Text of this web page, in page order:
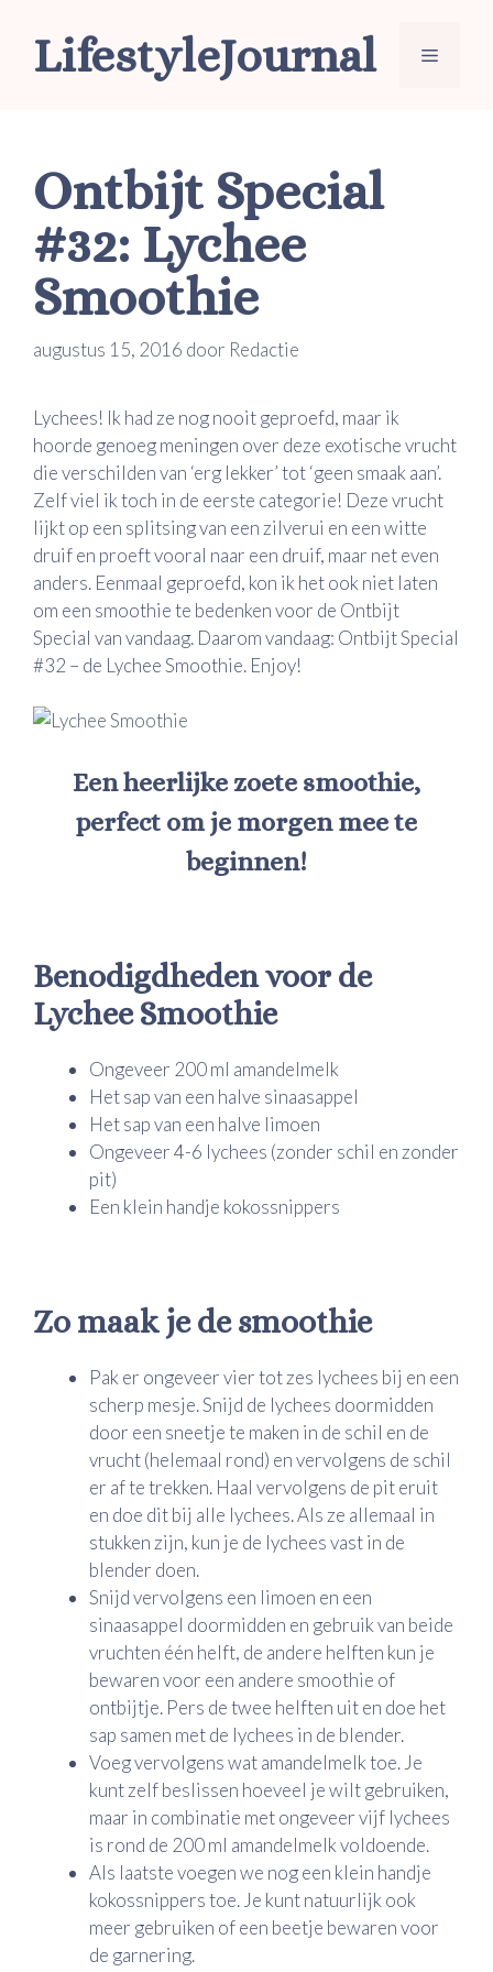
LifestyleJournal Menu
Ontbijt Special
#32: Lychee
Smoothie
augustus 15, 2016 door Redactie
Lychees! Ik had ze nog nooit geproefd, maar ik
hoorde genoeg meningen over deze exotische vrucht
die verschilden van ‘erg lekker’ tot ‘geen smaak aan’.
Zelf viel ik toch in de eerste categorie! Deze vrucht
lijkt op een splitsing van een zilverui en een witte
druif en proeft vooral naar een druif, maar net even
anders. Eenmaal geproefd, kon ik het ook niet laten
om een smoothie te bedenken voor de Ontbijt
Special van vandaag. Daarom vandaag: Ontbijt Special
#32 – de Lychee Smoothie. Enjoy!
Een heerlijke zoete smoothie,
perfect om je morgen mee te
beginnen!
Benodigdheden voor de
Lychee Smoothie
Ongeveer 200 ml amandelmelk
Het sap van een halve sinaasappel
Het sap van een halve limoen
Ongeveer 4-6 lychees (zonder schil en zonder
pit)
Een klein handje kokossnippers
Zo maak je de smoothie
Pak er ongeveer vier tot zes lychees bij en een
scherp mesje. Snijd de lychees doormidden
door een sneetje te maken in de schil en de
vrucht (helemaal rond) en vervolgens de schil
er af te trekken. Haal vervolgens de pit eruit
en doe dit bij alle lychees. Als ze allemaal in
stukken zijn, kun je de lychees vast in de
blender doen.
Snijd vervolgens een limoen en een
sinaasappel doormidden en gebruik van beide
vruchten één helft, de andere helften kun je
bewaren voor een andere smoothie of
ontbijtje. Pers de twee helften uit en doe het
sap samen met de lychees in de blender.
Voeg vervolgens wat amandelmelk toe. Je
kunt zelf beslissen hoeveel je wilt gebruiken,
maar in combinatie met ongeveer vijf lychees
is rond de 200 ml amandelmelk voldoende.
Als laatste voegen we nog een klein handje
kokossnippers toe. Je kunt natuurlijk ook
meer gebruiken of een beetje bewaren voor
de garnering.